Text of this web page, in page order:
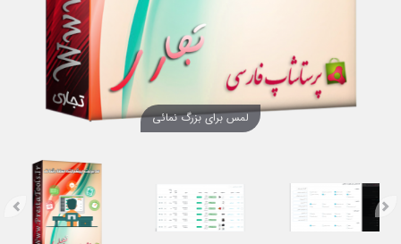
لمس برای بزرگ نمائی